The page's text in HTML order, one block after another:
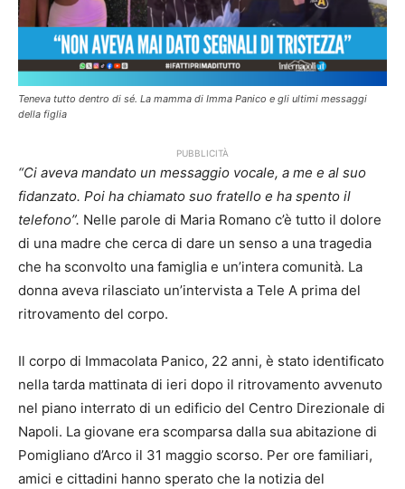
Teneva tutto dentro di sé. La mamma di Imma Panico e gli ultimi messaggi
della figlia
PUBBLICITÀ
“Ci aveva mandato un messaggio vocale, a me e al suo
fidanzato. Poi ha chiamato suo fratello e ha spento il
telefono”. Nelle parole di Maria Romano c’è tutto il dolore
di una madre che cerca di dare un senso a una tragedia
che ha sconvolto una famiglia e un’intera comunità. La
donna aveva rilasciato un’intervista a Tele A prima del
ritrovamento del corpo.
Il corpo di Immacolata Panico, 22 anni, è stato identificato
nella tarda mattinata di ieri dopo il ritrovamento avvenuto
nel piano interrato di un edificio del Centro Direzionale di
Napoli. La giovane era scomparsa dalla sua abitazione di
Pomigliano d’Arco il 31 maggio scorso. Per ore familiari,
amici e cittadini hanno sperato che la notizia del